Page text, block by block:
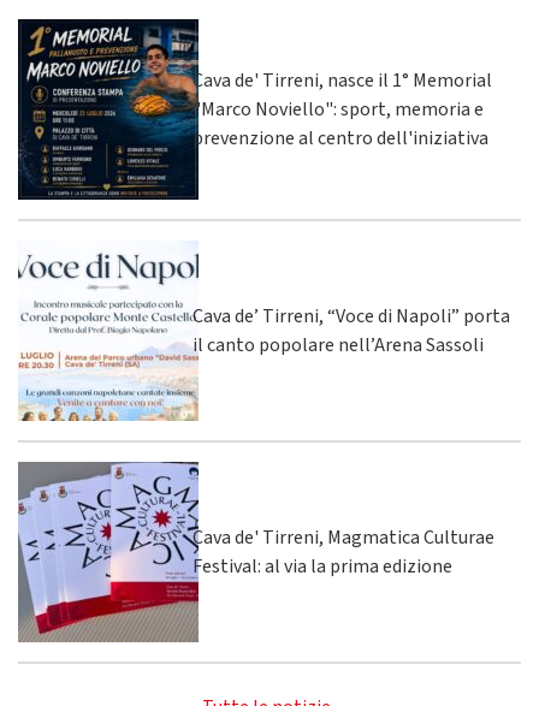
Cava de' Tirreni, nasce il 1° Memorial
"Marco Noviello": sport, memoria e
prevenzione al centro dell'iniziativa
Cava de’ Tirreni, “Voce di Napoli” porta
il canto popolare nell’Arena Sassoli
Cava de' Tirreni, Magmatica Culturae
Festival: al via la prima edizione